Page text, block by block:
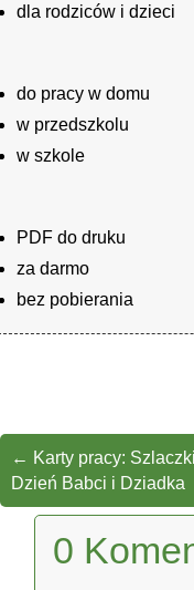
dla rodziców i dzieci
do pracy w domu
w przedszkolu
w szkole
PDF do druku
za darmo
bez pobierania
← Karty pracy:
Dzień Babci i Dziadka
0